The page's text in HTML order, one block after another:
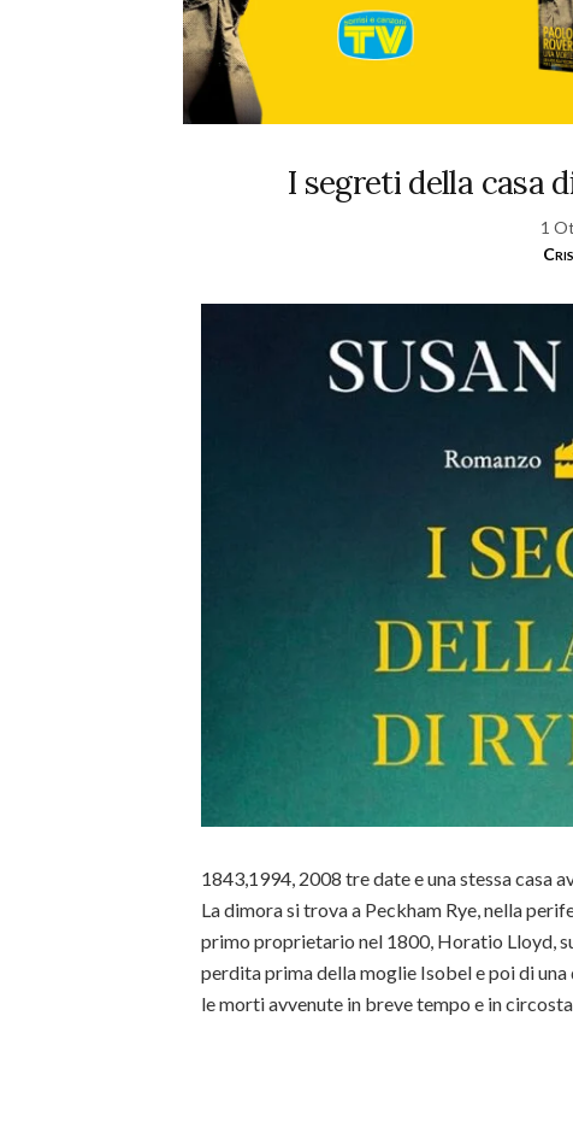
I segreti della casa
1
1843,1994, 2008 tre date e una stessa casa
La dimora si trova a Peckham Rye, nella
primo proprietario nel 1800, Horatio Lloyd,
perdita prima della moglie Isobel e poi di
le morti avvenute in breve tempo e in